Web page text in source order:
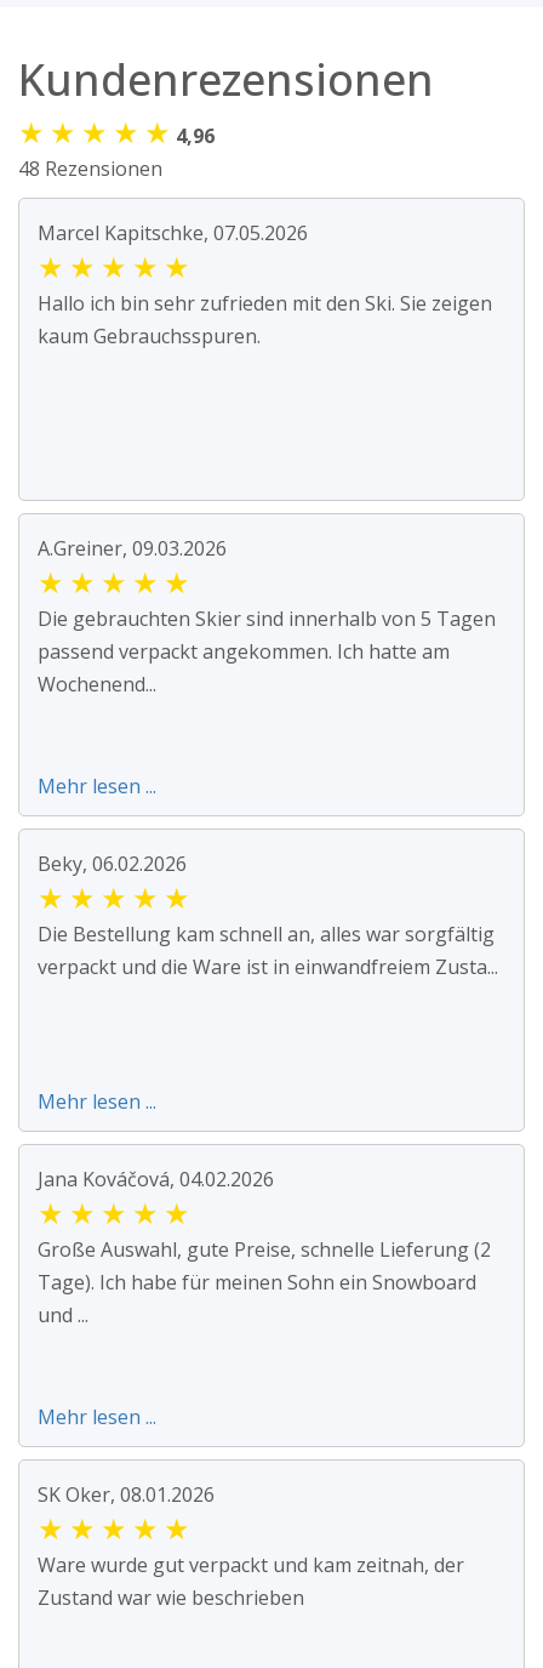
Kundenrezensionen
★ ★ ★ ★ ★ 4,96
48 Rezensionen
Marcel Kapitschke, 07.05.2026
★ ★ ★ ★ ★
Hallo ich bin sehr zufrieden mit den Ski. Sie zeigen
kaum Gebrauchsspuren.
A.Greiner, 09.03.2026
★ ★ ★ ★ ★
Die gebrauchten Skier sind innerhalb von 5 Tagen
passend verpackt angekommen. Ich hatte am
Wochenend...
Mehr lesen ...
Beky, 06.02.2026
★ ★ ★ ★ ★
Die Bestellung kam schnell an, alles war sorgfältig
verpackt und die Ware ist in einwandfreiem Zusta...
Mehr lesen ...
Jana Kováčová, 04.02.2026
★ ★ ★ ★ ★
Große Auswahl, gute Preise, schnelle Lieferung (2
Tage). Ich habe für meinen Sohn ein Snowboard
und ...
Mehr lesen ...
SK Oker, 08.01.2026
★ ★ ★ ★ ★
Ware wurde gut verpackt und kam zeitnah, der
Zustand war wie beschrieben